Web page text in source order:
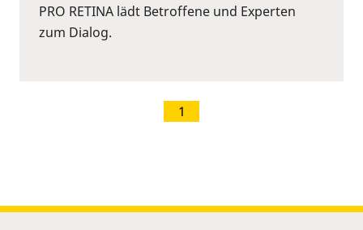
PRO RETINA lädt Betroffene und Experten
zum Dialog.
1